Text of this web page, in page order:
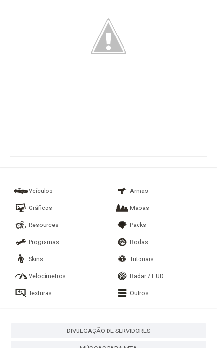
Veículos Armas
Gráficos Mapas
Resources Packs
Programas Rodas
Skins Tutoriais
Velocímetros Radar / HUD
Texturas Outros
DIVULGAÇÃO DE SERVIDORES